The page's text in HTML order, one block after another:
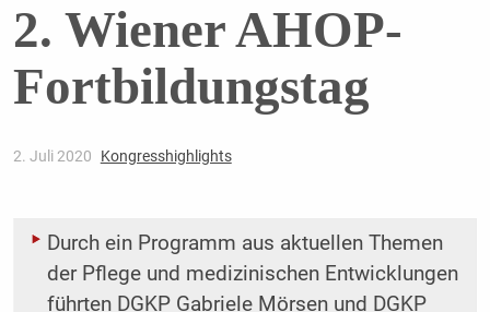
2. Wiener AHOP-
Fortbildungstag
2. Juli 2020 Kongresshighlights
Durch ein Programm aus aktuellen Themen
der Pflege und medizinischen Entwicklungen
führten DGKP Gabriele Mörsen und DGKP